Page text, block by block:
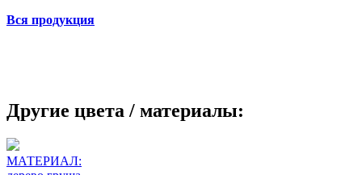
Вся продукция
Другие цвета / материалы:
МАТЕРИАЛ: